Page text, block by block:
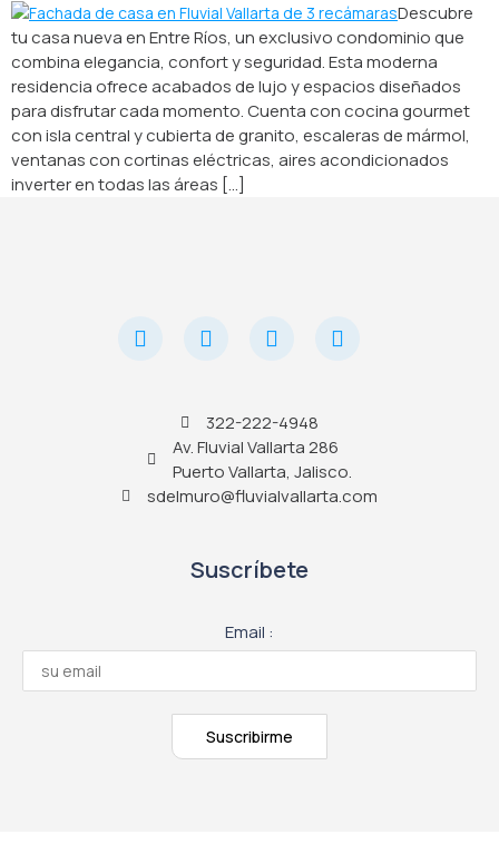
Descubre
tu casa nueva en Entre Ríos, un exclusivo condominio que
combina elegancia, confort y seguridad. Esta moderna
residencia ofrece acabados de lujo y espacios diseñados
para disfrutar cada momento. Cuenta con cocina gourmet
con isla central y cubierta de granito, escaleras de mármol,
ventanas con cortinas eléctricas, aires acondicionados
inverter en todas las áreas [...]
322-222-4948
Av. Fluvial Vallarta 286
Puerto Vallarta, Jalisco.
sdelmuro@fluvialvallarta.com
Suscríbete
Email :